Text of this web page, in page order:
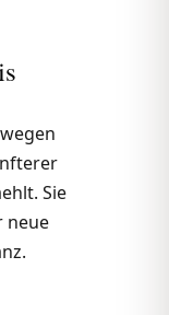
Sie
neue